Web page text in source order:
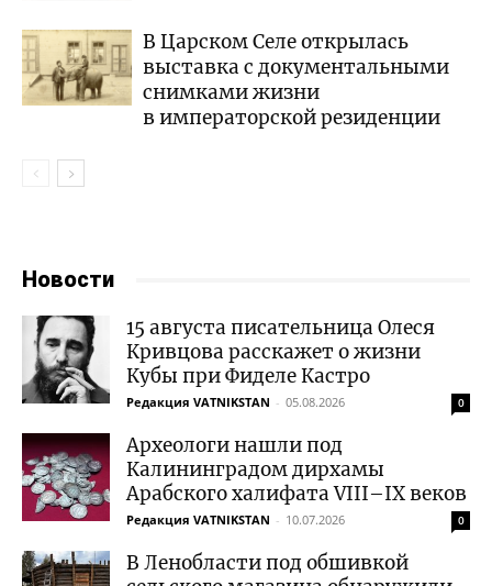
В Царском Селе открылась
выставка с документальными
снимками жизни
в императорской резиденции
Новости
15 августа писательница Олеся
Кривцова расскажет о жизни
Кубы при Фиделе Кастро
Редакция VATNIKSTAN - 05.08.2026 0
Археологи нашли под
Калининградом дирхамы
Арабского халифата VIII–IX веков
Редакция VATNIKSTAN - 10.07.2026 0
В Ленобласти под обшивкой